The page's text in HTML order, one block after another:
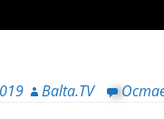
Balta.TV